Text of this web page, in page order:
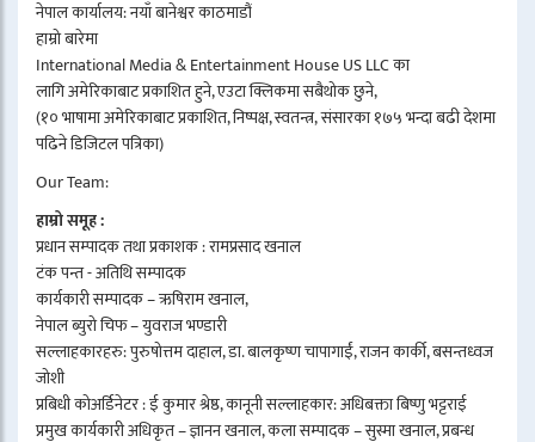
नेपाल कार्यालय: नयाँ बानेश्वर काठमाडौं
हाम्रो बारेमा
International Media & Entertainment House US LLC का
लागि अमेरिकाबाट प्रकाशित हुने, एउटा क्लिकमा सबैथोक छुने,
(१० भाषामा अमेरिकाबाट प्रकाशित, निष्पक्ष, स्वतन्त्र, संसारका १७५ भन्दा बढी देशमा
पढिने डिजिटल पत्रिका)
Our Team:
हाम्रो समूह :
प्रधान सम्पादक तथा प्रकाशक : रामप्रसाद खनाल
टंक पन्त - अतिथि सम्पादक
कार्यकारी सम्पादक – ऋषिराम खनाल,
नेपाल ब्युरो चिफ – युवराज भण्डारी
सल्लाहकारहरु: पुरुषोत्तम दाहाल, डा. बालकृष्ण चापागाईं, राजन कार्की, बसन्तध्वज
जोशी
प्रबिधी कोअर्डिनेटर : ई कुमार श्रेष्ठ, कानूनी सल्लाहकार: अधिबक्ता बिष्णु भट्टराई
प्रमुख कार्यकारी अधिकृत – ज्ञानन खनाल, कला सम्पादक – सुस्मा खनाल, प्रबन्ध